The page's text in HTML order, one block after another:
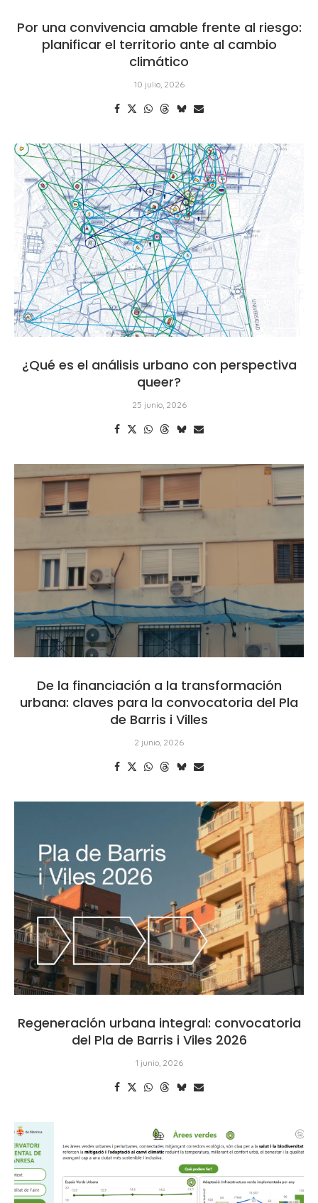
Por una convivencia amable frente al riesgo:
planificar el territorio ante al cambio
climático
10 julio, 2026
¿Qué es el análisis urbano con perspectiva
queer?
25 junio, 2026
De la financiación a la transformación
urbana: claves para la convocatoria del Pla
de Barris i Villes
2 junio, 2026
Regeneración urbana integral: convocatoria
del Pla de Barris i Viles 2026
1 junio, 2026